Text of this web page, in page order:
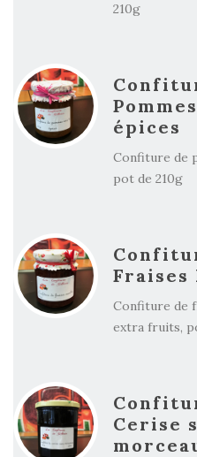
210g
épices
Confiture de
pot de 210g
Fraises
Confiture de
extra fruits,
Cerise